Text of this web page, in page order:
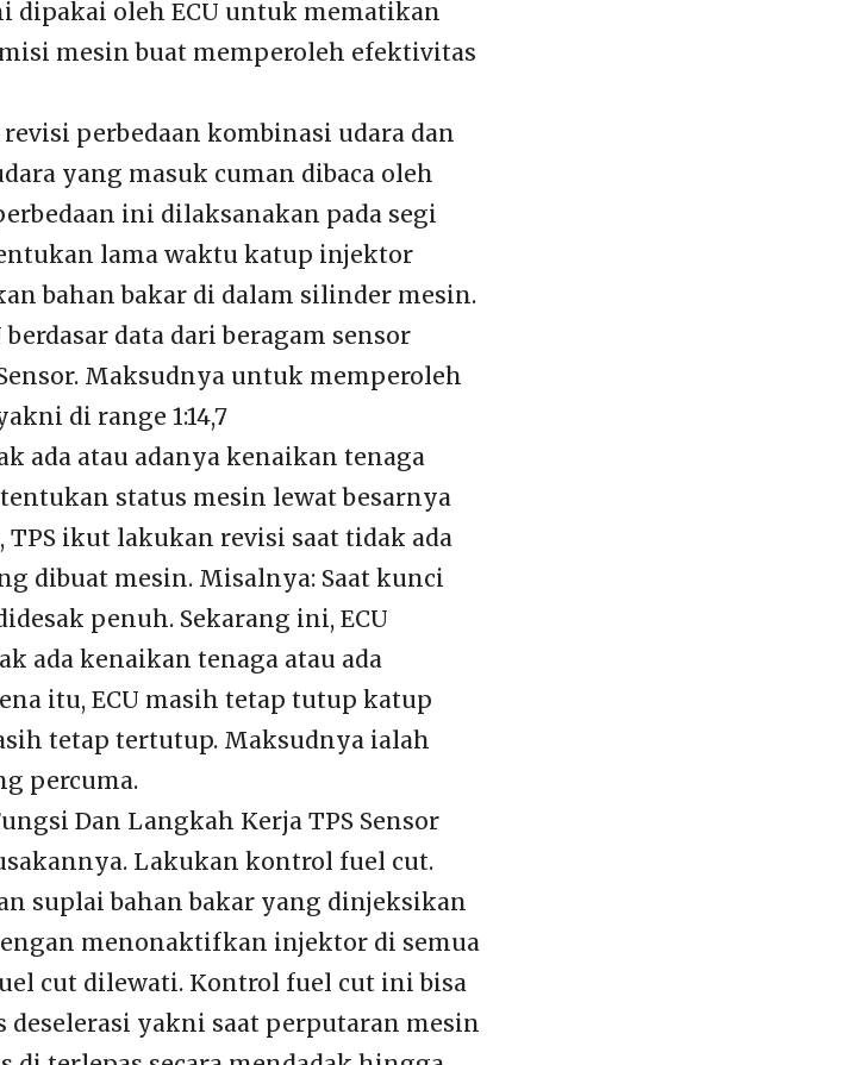
dipakai oleh ECU untuk mematikan
mesin buat memperoleh efektivitas
perbedaan kombinasi udara dan
yang masuk cuman dibaca oleh
ini dilaksanakan pada segi
lama waktu katup injektor
bahan bakar di dalam silinder mesin.
data dari beragam sensor
Maksudnya untuk memperoleh
di range 1:14,7
ada atau adanya kenaikan tenaga
status mesin lewat besarnya
ikut lakukan revisi saat tidak ada
dibuat mesin. Misalnya: Saat kunci
penuh. Sekarang ini, ECU
ada kenaikan tenaga atau ada
itu, ECU masih tetap tutup katup
tetap tertutup. Maksudnya ialah
percuma.
Dan Langkah Kerja TPS Sensor
Lakukan kontrol fuel cut.
suplai bahan bakar yang dinjeksikan
menonaktifkan injektor di semua
cut dilewati. Kontrol fuel cut ini bisa
yakni saat perputaran mesin